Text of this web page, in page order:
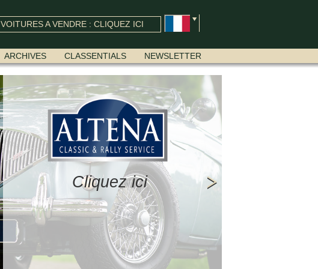
VOITURES A VENDRE : CLIQUEZ ICI
ARCHIVES CLASSENTIALS NEWSLETTER
Cliquez ici